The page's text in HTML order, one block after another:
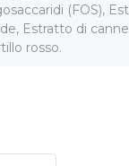
(FOS),
Estratto di
rosso.